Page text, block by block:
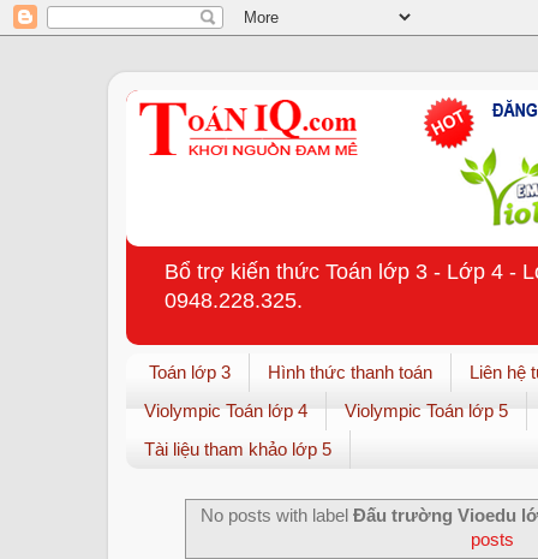
Bổ trợ kiến thức Toán lớp 3 - Lớp 4 -
0948.228.325.
Toán lớp 3 Hình thức thanh toán
Liên hệ
Violympic Toán lớp 4
Violympic Toán lớp 5
Tài liệu tham khảo lớp 5
No posts with label Đấu trường Vioedu
posts